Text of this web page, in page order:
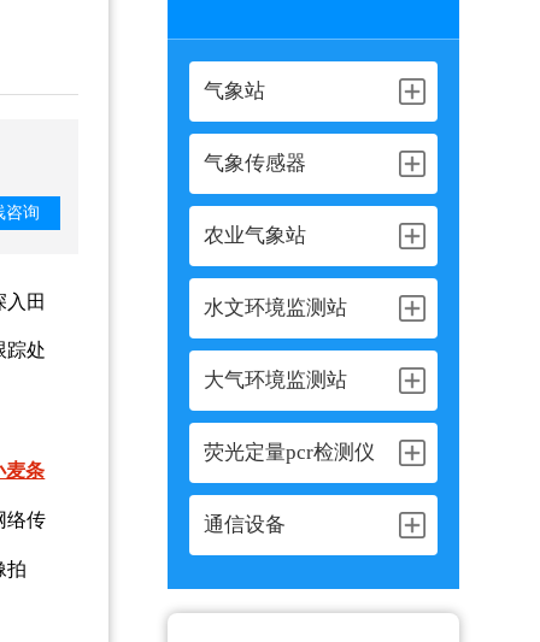
气象站
气象传感器
农业气象站
水文环境监测站
大气环境监测站
荧光定量pcr检测仪
通信设备
咨询
田
踪处
麦条
络传
拍